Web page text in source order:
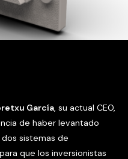
García, su actual CEO,
de haber levantado
sistemas de
que los inversionistas